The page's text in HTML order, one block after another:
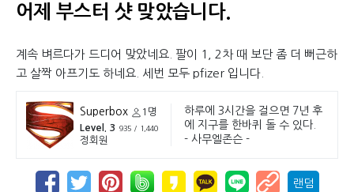
어제 부스터 샷 맞았습니다.
계속 벼르다가 드디어 맞았네요. 팔이 1, 2차 때 보단 좀 더 뻐근하
고 살짝 아프기도 하네요. 세번 모두 pfizer 입니다.
Superbox
1명
Level. 3
935 / 1,440
정회원
하루에 3시간을 걸으면 7년 후
에 지구를 한바퀴 돌 수 있다.
- 사무엘존슨 -
랜덤